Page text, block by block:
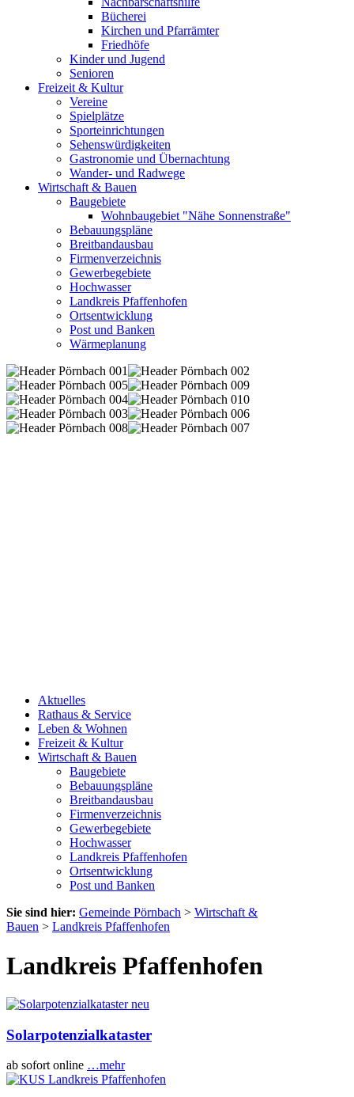
Bücherei
Kirchen und Pfarrämter
Friedhöfe
Kinder und Jugend
Senioren
Freizeit & Kultur
Vereine
Spielplätze
Sporteinrichtungen
Sehenswürdigkeiten
Gastronomie und Übernachtung
Wander- und Radwege
Wirtschaft & Bauen
Baugebiete
Wohnbaugebiet "Nähe Sonnenstraße"
Bebauungspläne
Breitbandausbau
Firmenverzeichnis
Gewerbegebiete
Hochwasser
Landkreis Pfaffenhofen
Ortsentwicklung
Post und Banken
Wärmeplanung
Aktuelles
Rathaus & Service
Leben & Wohnen
Freizeit & Kultur
Wirtschaft & Bauen
Baugebiete
Bebauungspläne
Breitbandausbau
Firmenverzeichnis
Gewerbegebiete
Hochwasser
Landkreis Pfaffenhofen
Ortsentwicklung
Post und Banken
Sie sind hier: Gemeinde Pörnbach > Wirtschaft &
Bauen > Landkreis Pfaffenhofen
Landkreis Pfaffenhofen
Solarpotenzialkataster
ab sofort online …mehr